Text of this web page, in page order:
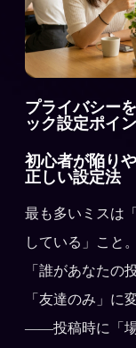
プライバシー
ック設定ポイ
初心者が陥り
正しい設定法
最も多いミスは
している」こと
「誰があなたの
「友達のみ」に
——投稿時に「場